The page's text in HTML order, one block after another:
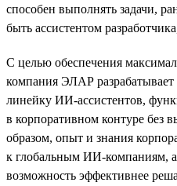
способен выполнять задачи,
быть ассистентом
С целью обеспечения
компания ЭЛАР
линейку ИИ-ассистентов,
в корпоративном контуре без
образом, опыт и знания
к глобальным ИИ-компаниям,
возможность эффективнее